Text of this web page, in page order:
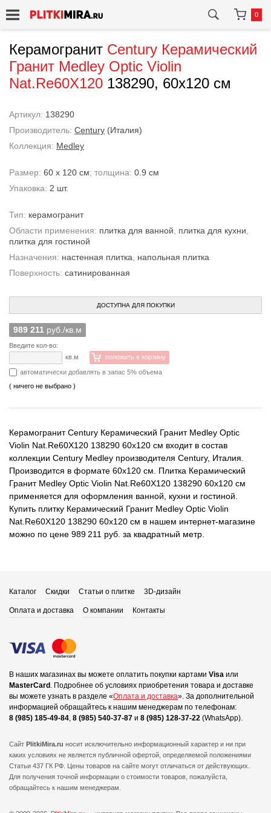
0
Керамогранит Century Керамический
Гранит Medley Optic Violin
Nat.Re60X120 138290, 60x120 см
Артикул: 138290
Производитель: Century (Италия)
Коллекция: Medley
Размер: 60 x 120 см; толщина: 0.9 см
Упаковка: 2 шт.
Тип: керамогранит
Области применения: плитка для ванной плитка для кухни
плитка для гостиной
Назначения: настенная плитка
напольная плитка
Поверхность: сатинированная
ДОСТУПНА ДЛЯ ПОКУПКИ
989 211 руб./кв.м
Введите кол-во:
кв.м
положить в корзину
автоматически добавлять в запас 5% объема
( ничего не выбрано )
Керамогранит Century Керамический Гранит Medley Optic
Violin Nat.Re60X120 138290 60x120 см входит в состав
коллекции Century Medley производителя Century, Италия.
Производится в формате 60x120 см. Плитка Керамический
Гранит Medley Optic Violin Nat.Re60X120 138290 60x120 см
применяется для оформления ванной, кухни и гостиной.
Купить плитку Керамический Гранит Medley Optic Violin
Nat.Re60X120 138290 60x120 см в нашем интернет-магазине
можно по цене 989 211 руб. за квадратный метр.
Каталог Скидки Статьи о плитке 3D-дизайн
Оплата и доставка О компании Контакты
В наших магазинах вы можете оплатить покупки картами Visa или
MasterCard . Подробнее об условиях приобретения товара и доставке
вы можете узнать в разделе «Оплата и доставка». За дополнительной
информацией обращайтесь к нашим менеджерам по телефонам:
8 (985) 185-49-84, 8 (985) 540-37-87 и 8 (985) 128-37-22 (WhatsApp).
Сайт PlitkiMira.ru носит исключительно информационный характер и ни при
каких условиях не является публичной офертой, определяемой положениями
Статьи 437 ГК РФ. Цены товаров на сайте могут отличаться от действующих.
Для получения точной информации о стоимости товаров, пожалуйста,
обращайтесь к нашим менеджерам.